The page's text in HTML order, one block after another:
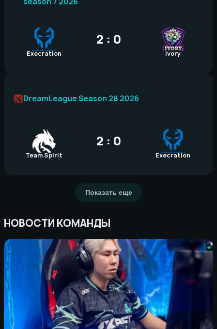
Execration
2 : 0
Ivory
Team Spirit
2 : 0
Execration
DreamLeague Season 28 2026
Показать еще
НОВОСТИ КОМАНДЫ